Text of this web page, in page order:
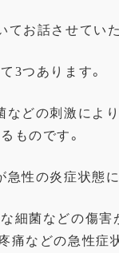
てお話させてい
3つあります。
などの刺激により
ものです。
急性の炎症状態
細菌などの傷害
痛などの急性症